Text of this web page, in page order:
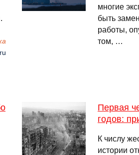
многие
быть
работы,
том, …
Первая
годов:
К числу
истории